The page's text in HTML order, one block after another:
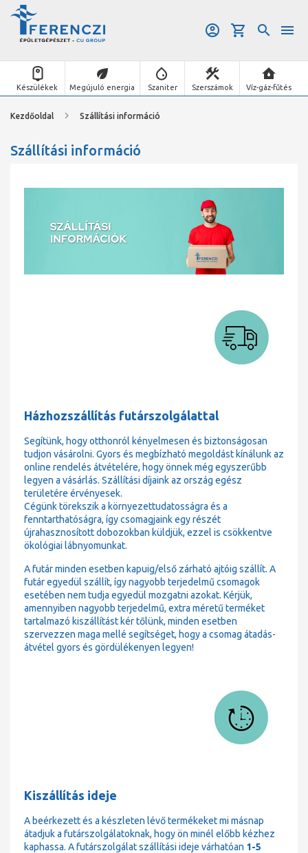
Készülékek Megújuló energia Szaniter Szerszámok Víz-gáz-fűtés
Kezdőoldal Szállítási információ
Szállítási információ
Házhozszállítás futárszolgálattal
Segítünk, hogy otthonról kényelmesen és biztonságosan
tudjon vásárolni. Gyors és megbízható megoldást kínálunk az
online rendelés átvételére, hogy önnek még egyszerűbb
legyen a vásárlás. Szállítási díjaink az ország egész
területére érvényesek.
Cégünk törekszik a környezettudatosságra és a
fenntarthatóságra, így csomagjaink egy részét
újrahasznosított dobozokban küldjük, ezzel is csökkentve
ökológiai lábnyomunkat.
A futár minden esetben kapuig/első zárható ajtóig szállít. A
futár egyedül szállít, így nagyobb terjedelmű csomagok
esetében nem tudja egyedül mozgatni azokat. Kérjük,
amennyiben nagyobb terjedelmű, extra méretű terméket
tartalmazó kiszállítást kér tőlünk, minden esetben
szervezzen maga mellé segítséget, hogy a csomag átadás-
átvétel gyors és gördülékenyen legyen!
Kiszállítás ideje
A beérkezett és a készleten lévő termékeket mi másnap
átadjuk a futárszolgálatoknak, hogy ön minél előbb kézhez
kaphassa. A futárszolgálat szállítási ideje várhatóan 1-5